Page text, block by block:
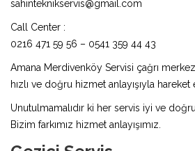
sahinteknikservis@gmail.com
Call Center :
0216 471 59 56 – 0541 359 44 43
Amana Merdivenköy Servisi çağrı
hızlı ve doğru hizmet anlayışıyla hareket
Unutulmamalıdır ki her servis iyi ve
Bizim farkımız hizmet anlayışımız.